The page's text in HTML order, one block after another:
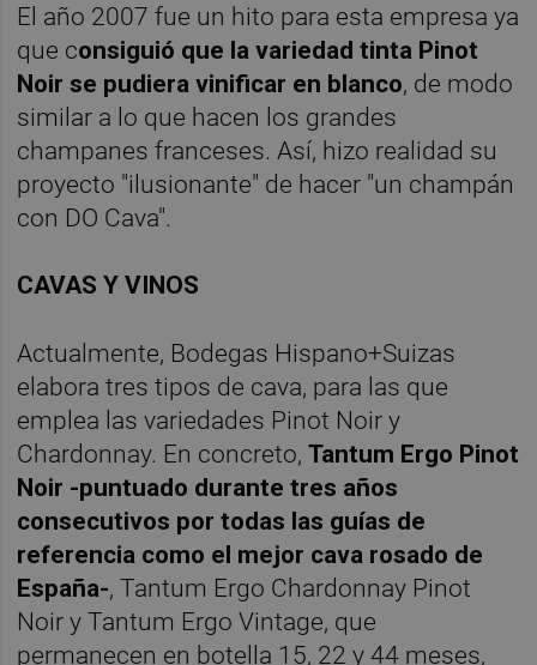
El año 2007 fue un hito para esta empresa ya
que consiguió que la variedad tinta Pinot
Noir se pudiera vinificar en blanco, de modo
similar a lo que hacen los grandes
champanes franceses. Así, hizo realidad su
proyecto "ilusionante" de hacer "un champán
con DO Cava".
CAVAS Y VINOS
Actualmente, Bodegas Hispano+Suizas
elabora tres tipos de cava, para las que
emplea las variedades Pinot Noir y
Chardonnay. En concreto,Tantum Ergo Pinot
Noir -puntuado durante tres años
consecutivos por todas las guías de
referencia como el mejor cava rosado de
España-, Tantum Ergo Chardonnay Pinot
Noir y Tantum Ergo Vintage, que
permanecen en botella 15, 22 y 44 meses,